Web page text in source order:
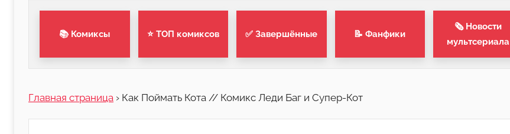
📚 Комиксы ⭐ ТОП комиксов ✅ Завершённые 📝 Фанфики
🗞 Новости
мультсериала
Главная страница › Как Поймать Кота // Комикс Леди Баг и Супер-Кот